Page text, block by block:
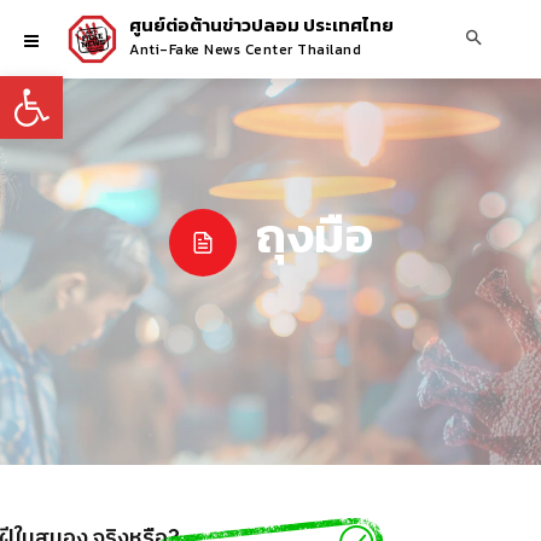
Open toolbar
ศูนย์ต่อต้านข่าวปลอม ประเทศไทย
Anti-Fake News Center Thailand
ถุงมือ